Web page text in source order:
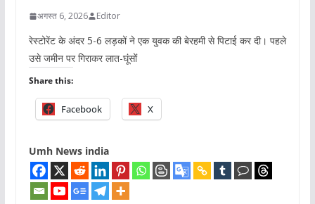
अगस्त 6, 2026 Editor
रेस्टोरेंट के अंदर 5-6 लड़कों ने एक युवक की बेरहमी से पिटाई कर दी। पहले
उसे जमीन पर गिराकर लात-घूंसों
Share this:
Facebook X
Umh News india